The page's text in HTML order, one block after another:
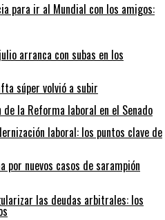
para ir al Mundial con los amigos:
arranca con subas en los
súper volvió a subir
la Reforma laboral en el Senado
laboral: los puntos clave de
nuevos casos de sarampión
las deudas arbitrales: los